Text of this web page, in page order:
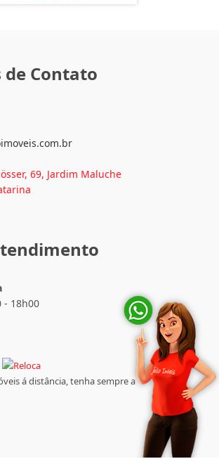
Contato
69, Jardim Maluche
- 18h00
á distância, tenha sempre a